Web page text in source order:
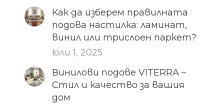
Как да изберем правилната
подова настилка: ламинат,
винил или трислоен паркет?
юли 1, 2025
Винилови подове VITERRA –
Стил и качество за вашия
дом